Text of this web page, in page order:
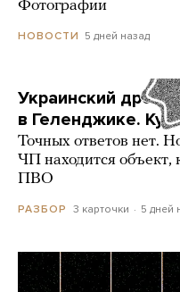
Фотографии
НОВОСТИ 5 дней назад
Украинский дрон
в Геленджике.
Точных ответов нет.
ЧП находится
ПВО
РАЗБОР 3 карточки 5 дней